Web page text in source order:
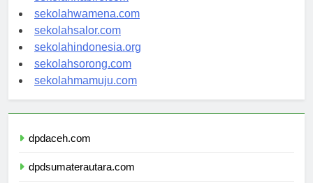
sekolahnabire.com
sekolahwamena.com
sekolahsalor.com
sekolahindonesia.org
sekolahsorong.com